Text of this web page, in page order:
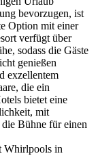
bevorzugen, ist
Option mit einer
verfügt über
sodass die Gäste
genießen
exzellentem
die ein
bietet eine
mit
Bühne für einen
Whirlpools in